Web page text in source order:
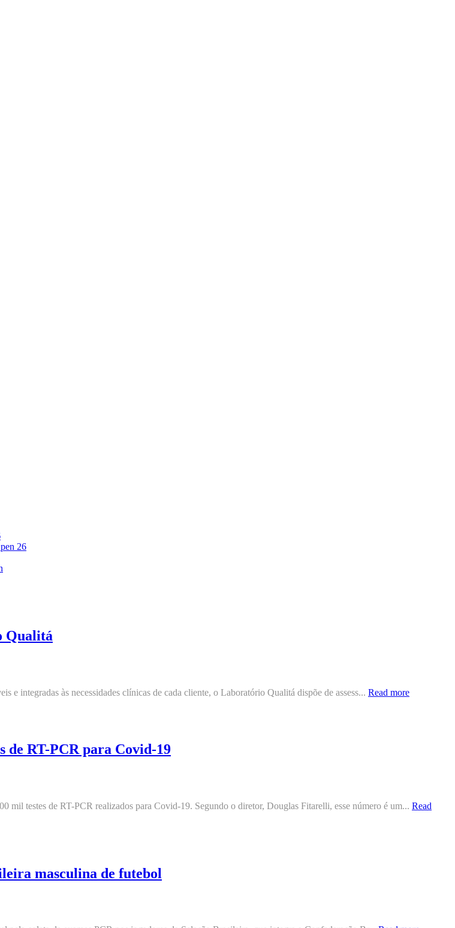
26
Qualitá
integradas às necessidades clínicas de cada cliente, o Laboratório Qualitá dispõe de assess... Read more
de RT-PCR para Covid-19
testes de RT-PCR realizados para Covid-19. Segundo o diretor, Douglas Fitarelli, esse número é um... Read
masculina de futebol